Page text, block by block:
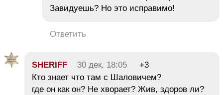
Завидуешь? Но это исправимо!
Ответить
SHERIFF 30 дек, 18:05
+3
Кто знает что там с Шаловичем?
где он как он? Не хворает? Жив, здоров ли?